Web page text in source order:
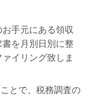
手元にある領収
書を月別日別に整
イリング致しま
とで、税務調査の